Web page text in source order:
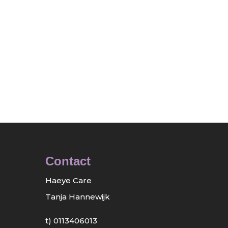
Contact
Haeye Care
Tanja Hannewijk
t)0113406013